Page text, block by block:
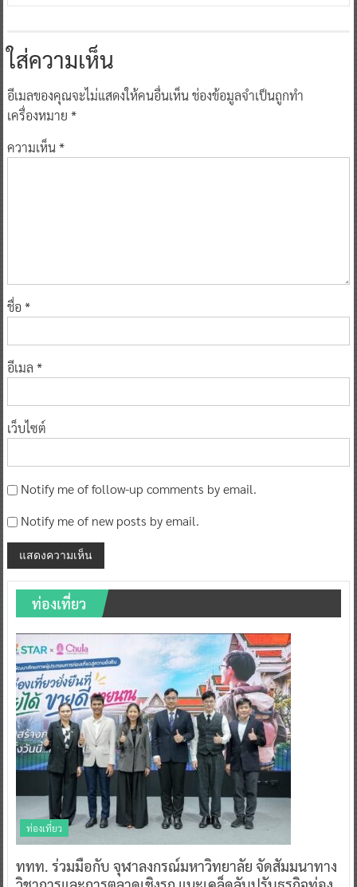
ใส่ความเห็น
อีเมลของคุณจะไม่แสดงให้คนอื่นเห็นช่องข้อมูลจำเป็นถูกทำ
เครื่องหมาย *
ความเห็น*
ชื่อ *
อีเมล *
เว็บไซต์
Notify me of follow-up comments by email.
Notify me of new posts by email.
ท่องเที่ยว
ท่องเที่ยว
ททท. ร่วมมือกับ จุฬาลงกรณ์มหาวิทยาลัย จัดสัมมนาทาง